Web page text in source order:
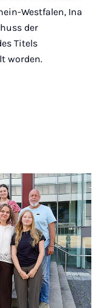
Westfalen, Ina
der
Titels
worden.